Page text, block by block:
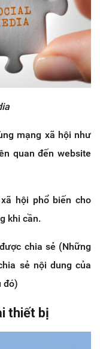
mạng xã hội như
quan đến website
hội phổ biến cho
khi cần.
chia sẻ (Những
sẻ nội dung của
đó)
thiết bị